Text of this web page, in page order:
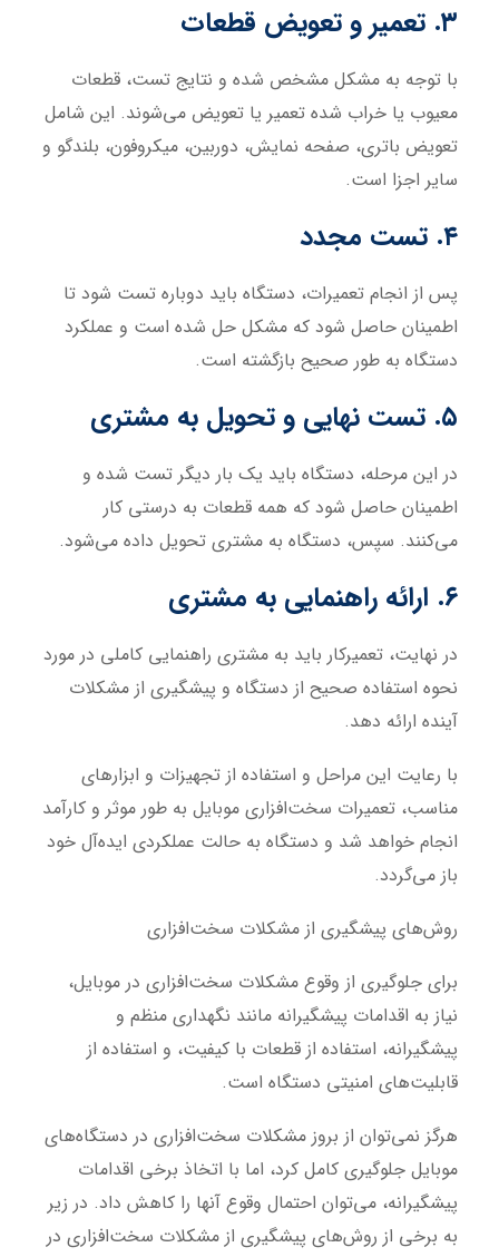
۳. تعمیر و تعویض قطعات
با توجه به مشکل مشخص شده و نتایج تست، قطعات
معیوب یا خراب شده تعمیر یا تعویض می‌شوند. این شامل
تعویض باتری، صفحه نمایش، دوربین، میکروفون، بلندگو و
سایر اجزا است.
۴. تست مجدد
پس از انجام تعمیرات، دستگاه باید دوباره تست شود تا
اطمینان حاصل شود که مشکل حل شده است و عملکرد
دستگاه به طور صحیح بازگشته است.
۵. تست نهایی و تحویل به مشتری
در این مرحله، دستگاه باید یک بار دیگر تست شده و
اطمینان حاصل شود که همه قطعات به درستی کار
می‌کنند. سپس، دستگاه به مشتری تحویل داده می‌شود.
۶. ارائه راهنمایی به مشتری
در نهایت، تعمیرکار باید به مشتری راهنمایی کاملی در مورد
نحوه استفاده صحیح از دستگاه و پیشگیری از مشکلات
آینده ارائه دهد.
با رعایت این مراحل و استفاده از تجهیزات و ابزارهای
مناسب، تعمیرات سخت‌افزاری موبایل به طور موثر و کارآمد
انجام خواهد شد و دستگاه به حالت عملکردی ایده‌آل خود
باز می‌گردد.
روش‌های پیشگیری از مشکلات سخت‌افزاری
برای جلوگیری از وقوع مشکلات سخت‌افزاری در موبایل،
نیاز به اقدامات پیشگیرانه مانند نگهداری منظم و
پیشگیرانه، استفاده از قطعات با کیفیت، و استفاده از
قابلیت‌های امنیتی دستگاه است.
هرگز نمی‌توان از بروز مشکلات سخت‌افزاری در دستگاه‌های
موبایل جلوگیری کامل کرد، اما با اتخاذ برخی اقدامات
پیشگیرانه، می‌توان احتمال وقوع آنها را کاهش داد. در زیر
به برخی از روش‌های پیشگیری از مشکلات سخت‌افزاری در